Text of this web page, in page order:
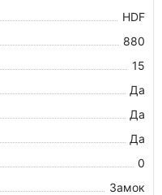
HDF
880
15
Да
Да
Да
0
Замок